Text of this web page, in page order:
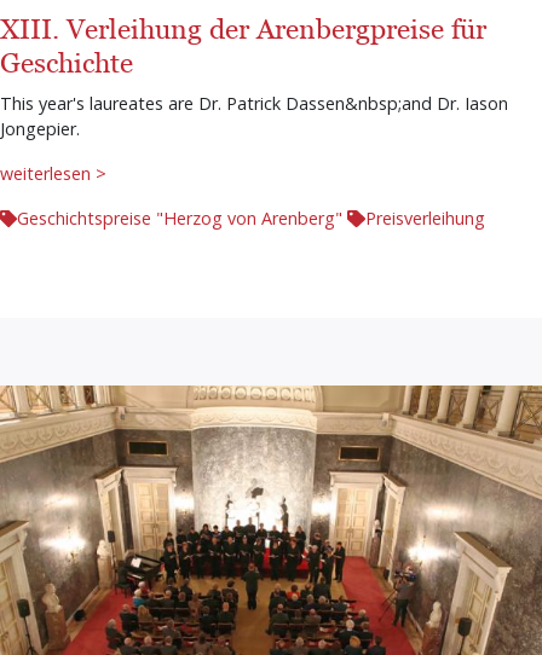
XIII. Verleihung der Arenbergpreise für
Geschichte
This year's laureates are Dr. Patrick Dassen&nbsp;and Dr. Iason
Jongepier.
weiterlesen >
Geschichtspreise "Herzog von Arenberg"
Preisverleihung